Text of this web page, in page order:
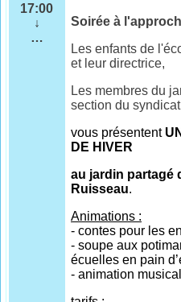
17:00
↓
…
Soirée à
Les enfants de
et leur directrice,
Les membres du
section du
vous présentent
DE HIVER
au jardin partagé
Ruisseau.
Animations :
- contes pour les
- soupe aux
écuelles en pain
- animation